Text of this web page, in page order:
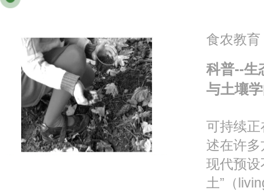
食农教育
科普--生
与土壤
可持续
述在许
现代预设
土”（